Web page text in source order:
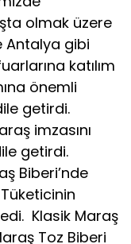
olmak üzere
Antalya gibi
katılım
önemli
getirdi.
imzasını
getirdi.
Biberi’nde
Klasik Maraş
Toz Biberi